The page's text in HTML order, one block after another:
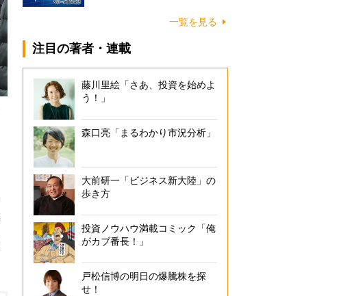
一覧を見る
注目の著者・連載
藤川里絵「さあ、投資を始めよ
う！」
森口亮「まるわかり市況分析」
大前研一「ビジネス新大陸」の
歩き方
投資ノウハウ満載コミック「俺
がカブ番長！」
戸松信博の明日の爆騰株を探
せ！